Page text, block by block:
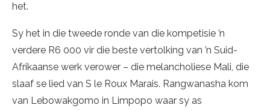
het.
Sy het in die tweede ronde van die kompetisie ’n
verdere R6 000 vir die beste vertolking van ’n Suid-
Afrikaanse werk verower – die melancholiese Mali, die
slaaf se lied van S le Roux Marais. Rangwanasha kom
van Lebowakgomo in Limpopo waar sy as